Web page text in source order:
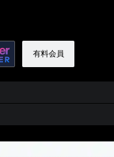
有料会員